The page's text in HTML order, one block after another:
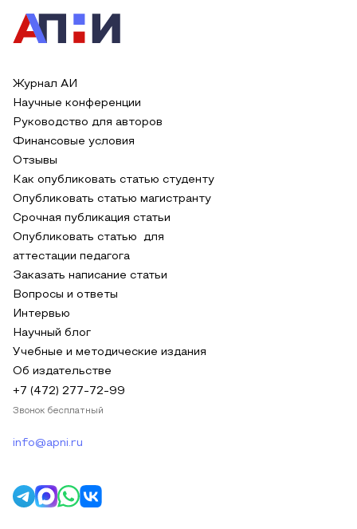
Журнал АИ
Научные конференции
Руководство для авторов
Финансовые условия
Отзывы
Как опубликовать статью студенту
Опубликовать статью магистранту
Срочная публикация статьи
Опубликовать статью для
аттестации педагога
Заказать написание статьи
Вопросы и ответы
Интервью
Научный блог
Учебные и методические издания
Об издательстве
+7 (472) 277-72-99
Звонок бесплатный
info@apni.ru